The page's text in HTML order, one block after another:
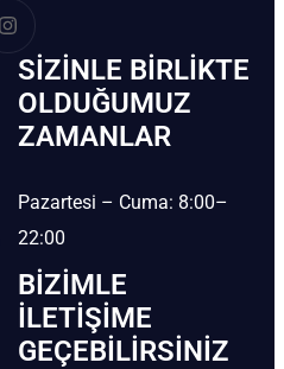
SIZINLE BIRLIKTE
OLDUĞUMUZ
ZAMANLAR
Pazartesi – Cuma: 8:00–
22:00
BIZIMLE
İLETIŞIME
GEÇEBILIRSINIZ